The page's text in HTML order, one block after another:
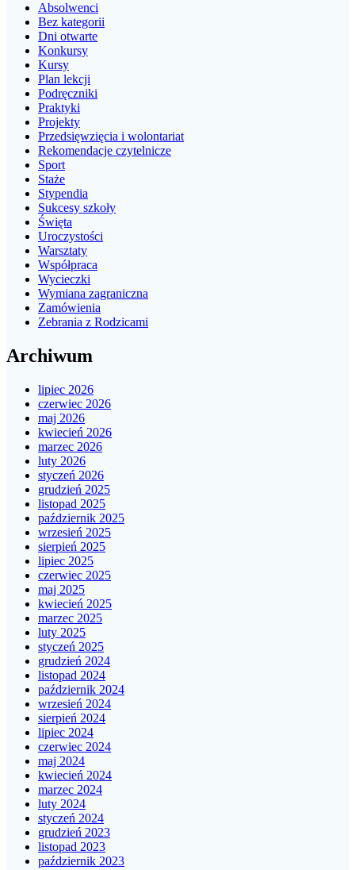
Absolwenci
Bez kategorii
Dni otwarte
Konkursy
Kursy
Plan lekcji
Podręczniki
Praktyki
Projekty
Przedsięwzięcia i wolontariat
Rekomendacje czytelnicze
Sport
Staże
Stypendia
Sukcesy szkoły
Święta
Uroczystości
Warsztaty
Współpraca
Wycieczki
Wymiana zagraniczna
Zamówienia
Zebrania z Rodzicami
Archiwum
lipiec 2026
czerwiec 2026
maj 2026
kwiecień 2026
marzec 2026
luty 2026
styczeń 2026
grudzień 2025
listopad 2025
październik 2025
wrzesień 2025
sierpień 2025
lipiec 2025
czerwiec 2025
maj 2025
kwiecień 2025
marzec 2025
luty 2025
styczeń 2025
grudzień 2024
listopad 2024
październik 2024
wrzesień 2024
sierpień 2024
lipiec 2024
czerwiec 2024
maj 2024
kwiecień 2024
marzec 2024
luty 2024
styczeń 2024
grudzień 2023
listopad 2023
październik 2023